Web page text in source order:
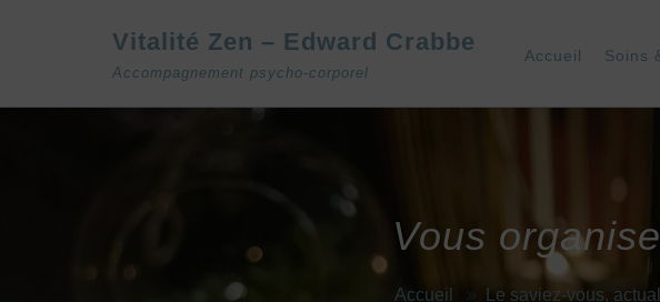
Vitalité Zen – Edward Crabbe
Accompagnement psycho-corporel
Accueil Soins
Vous
Accueil » Le saviez-vous,